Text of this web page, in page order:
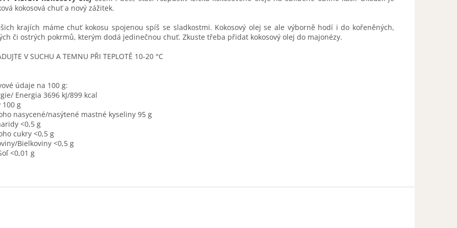
kokosová chuť a nový zážitek.
krajích máme chuť kokosu spojenou spíš se sladkostmi. Kokosový olej se ale výborně hodí i do kořeněných,
či ostrých pokrmů, kterým dodá jedinečnou chuť. Zkuste třeba přidat kokosový olej do majonézy.
V SUCHU A TEMNU PŘI TEPLOTĚ 10-20 °C
údaje na 100 g:
Energia 3696 kJ/899 kcal
100 g
nasycené/nasýtené mastné kyseliny 95 g
<0,5 g
cukry <0,5 g
Bielkoviny <0,5 g
<0,01 g